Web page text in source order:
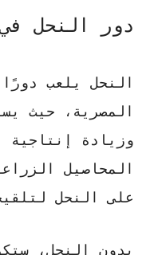
دور النحل
النحل يلعب
المصرية، حيث
وزيادة
المحاصيل
على النحل
بدون النحل،